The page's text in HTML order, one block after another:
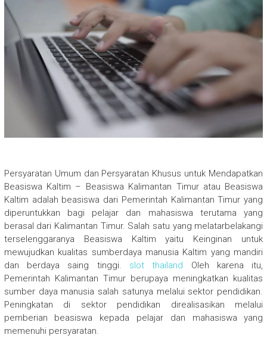
Persyaratan Umum dan Persyaratan Khusus untuk Mendapatkan
Beasiswa Kaltim – Beasiswa Kalimantan Timur atau Beasiswa
Kaltim adalah beasiswa dari Pemerintah Kalimantan Timur yang
diperuntukkan bagi pelajar dan mahasiswa terutama yang
berasal dari Kalimantan Timur. Salah satu yang melatarbelakangi
terselenggaranya Beasiswa Kaltim yaitu Keinginan untuk
mewujudkan kualitas sumberdaya manusia Kaltim yang mandiri
dan berdaya saing tinggi. slot thailand Oleh karena itu,
Pemerintah Kalimantan Timur berupaya meningkatkan kualitas
sumber daya manusia salah satunya melalui sektor pendidikan.
Peningkatan di sektor pendidikan direalisasikan melalui
pemberian beasiswa kepada pelajar dan mahasiswa yang
memenuhi persyaratan.